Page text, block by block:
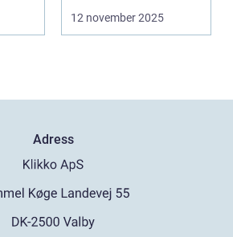
användargränss...
12 november 2025
Adress